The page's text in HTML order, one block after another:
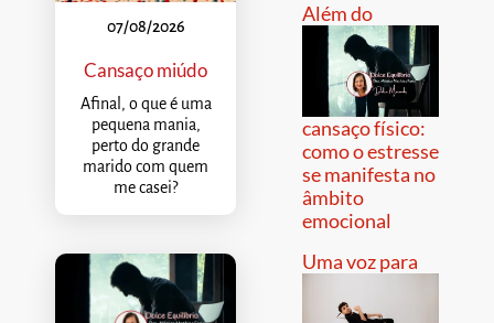
07/08/2026
Cansaço miúdo
Afinal, o que é uma
pequena mania,
perto do grande
marido com quem
me casei?
Além do
cansaço físico:
como o estresse
se manifesta no
âmbito
emocional
Uma voz para